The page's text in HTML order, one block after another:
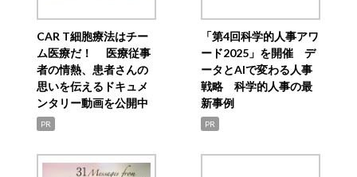
CAR T細胞療法はチー
ム医療だ！ 医療従事
者の情熱、患者さんの
思いを伝えるドキュメ
ンタリー動画を公開中
PR
「第4回科学的人事アワ
ード2025」を開催 デ
ータとAIで変わる人事
戦略 科学的人事の最
新事例
PR